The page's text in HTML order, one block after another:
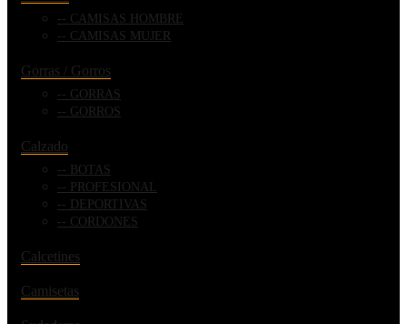
CAMISAS HOMBRE
CAMISAS MUJER
Gorras / Gorros
GORRAS
GORROS
Calzado
BOTAS
PROFESIONAL
DEPORTIVAS
CORDONES
Calcetines
Camisetas